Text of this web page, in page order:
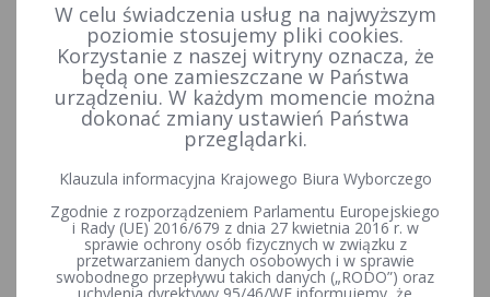
Uchwały
Uchwała nr 95/2026 PKW z dnia 23 lipca 2026 r. w sprawie
Toruniu I oraz Komisarza Wyborczego w Toruniu II
1
W celu świadczenia usług na najwyższym
poziomie stosujemy pliki cookies.
Korzystanie z naszej witryny oznacza, że
będą one zamieszczane w Państwa
urządzeniu. W każdym momencie można
dokonać zmiany ustawień Państwa
przeglądarki.
Klauzula informacyjna Krajowego Biura Wyborczego
Zgodnie z rozporządzeniem Parlamentu Europejskiego
i Rady (UE) 2016/679 z dnia 27 kwietnia 2016 r. w
sprawie ochrony osób fizycznych w związku z
przetwarzaniem danych osobowych i w sprawie
swobodnego przepływu takich danych („RODO”) oraz